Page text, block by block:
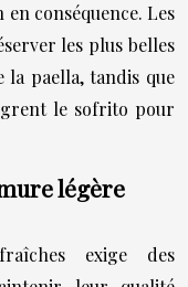
conséquence. Les
les plus belles
paella, tandis que
le sofrito pour
légère
exige des